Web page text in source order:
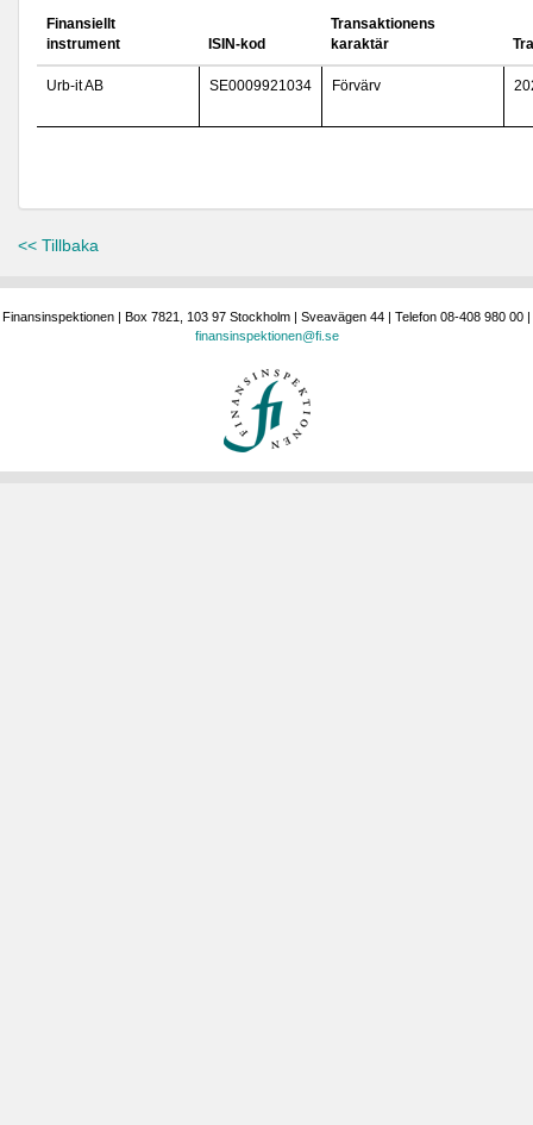
Finansiellt
instrument
ISIN-kod
Transaktionens
karaktär
Urb-it AB SE0009921034 Förvärv
<< Tillbaka
Finansinspektionen | Box 7821, 103 97 Stockholm | Sveavägen 44 | Telefon 08-408 980 00 |
finansinspektionen@fi.se